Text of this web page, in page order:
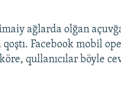
ağlarda olğan
Facebook mobil
qullanıcılar böyle